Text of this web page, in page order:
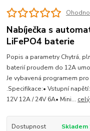
Nabíječka s
LiFePO4 baterie
Popis a parametry Chytrá,
baterií proudem do 12A
Je vybavená programem
.Specifikace:• Vstupní
12V 12A / 24V 6A• Mini...
Dostupnost Skladem